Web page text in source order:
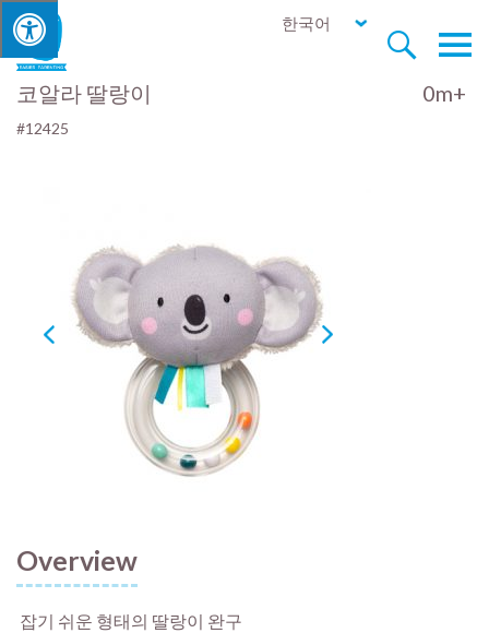


한국어
코알라 딸랑이
#12425
0m+
Overview
잡기 쉬운 형태의 딸랑이 완구